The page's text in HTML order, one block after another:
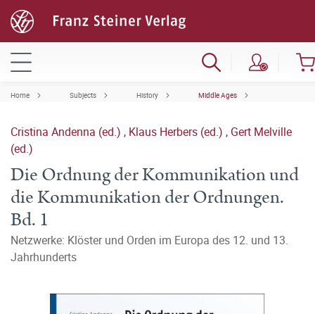
Home Subjects History Middle Ages
Cristina Andenna (ed.) , Klaus Herbers (ed.) , Gert Melville
(ed.)
Die Ordnung der Kommunikation und
die Kommunikation der Ordnungen.
Bd. 1
Netzwerke: Klöster und Orden im Europa des 12. und 13.
Jahrhunderts